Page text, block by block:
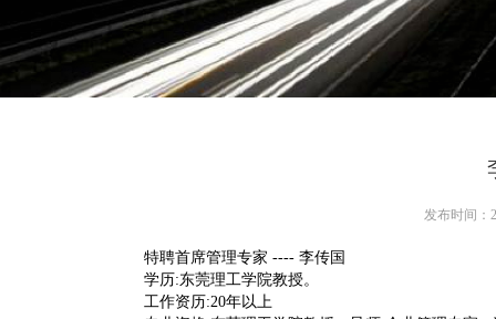
发布时间：
特聘首席管理专家 ---- 李传国
学历:东莞理工学院教授。
工作资历:20年以上